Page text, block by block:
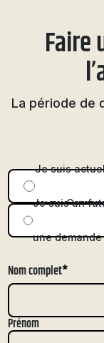
Faire
La période de
StatusJe suis
ou au
Je suis un
une
Nom complet*
Prénom